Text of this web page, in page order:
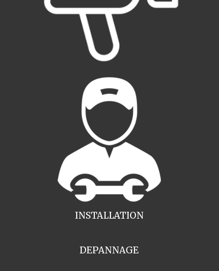
INSTALLATION
DEPANNAGE